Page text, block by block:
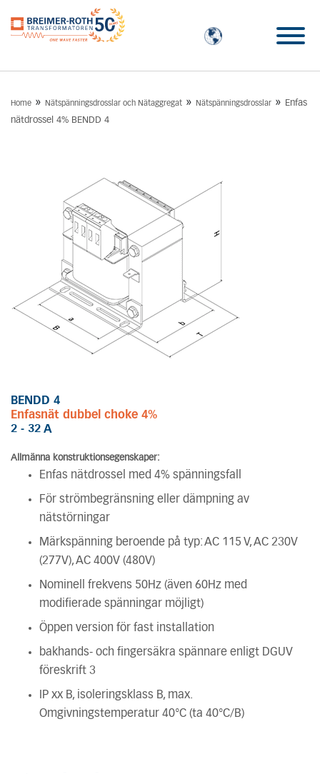
Home » Nätspänningsdrosslar och Nätaggregat » Nätspänningsdrosslar »
Enfas
nätdrossel 4% BENDD 4
BENDD 4
Enfasnät dubbel choke 4%
2 - 32 A
Allmänna konstruktionsegenskaper:
Enfas nätdrossel med 4% spänningsfall
För strömbegränsning eller dämpning av
nätstörningar
Märkspänning beroende på typ: AC 115 V, AC 230V
(277V), AC 400V (480V)
Nominell frekvens 50Hz (även 60Hz med
modifierade spänningar möjligt)
Öppen version för fast installation
bakhands- och fingersäkra spännare enligt DGUV
föreskrift 3
IP xx B, isoleringsklass B, max.
Omgivningstemperatur 40°C (ta 40°C/B)